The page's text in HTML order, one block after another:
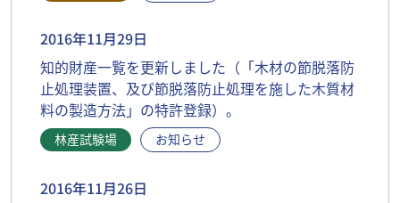
2016年11月29日
知的財産一覧を更新しました（「木材の節脱落防
止処理装置、及び節脱落防止処理を施した木質材
料の製造方法」の特許登録）。
林産試験場 お知らせ
2016年11月26日